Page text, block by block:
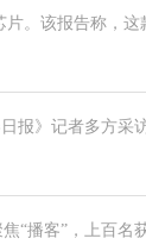
片。该报告称，
报》记者多方采
“播客”，上百名